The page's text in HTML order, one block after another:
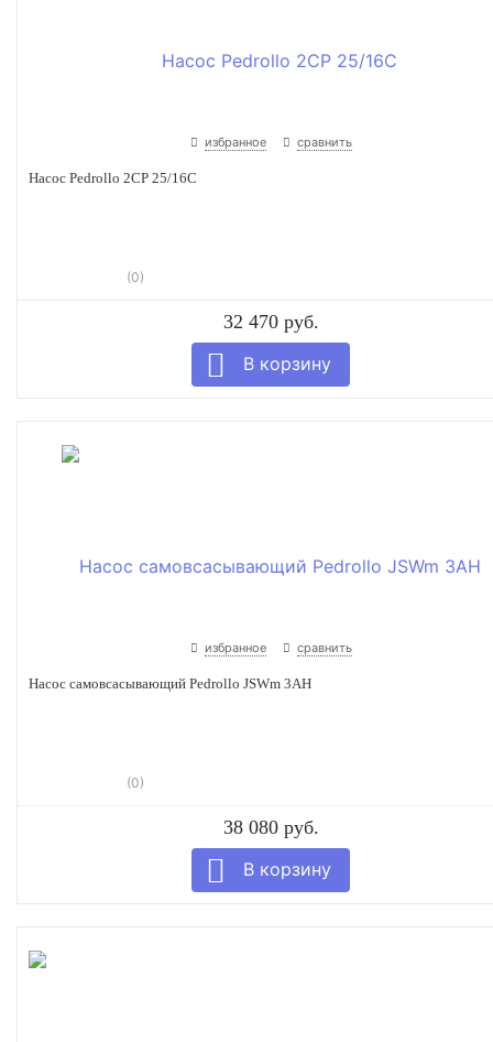
избранное сравнить
Насос Pedrollo 2CP 25/16C
(0)
32 470 руб.
избранное сравнить
Насос самовсасывающий Pedrollo JSWm 3AH
(0)
38 080 руб.